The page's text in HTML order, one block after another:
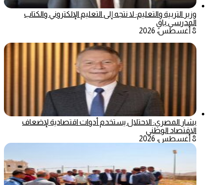
وزير التربية والتعليم: لا نتجه إلى التعليم الإلكتروني والكتاب
المدرسي باقٍ
8 أغسطس، 2026
بشار المصري: الاحتلال يستخدم أدوات اقتصادية لإضعاف
الاقتصاد الوطني
8 أغسطس، 2026